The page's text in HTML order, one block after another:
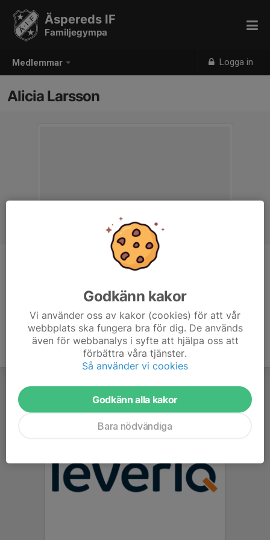
Medlemmar Logga in
Äspereds IF
Familjegympa
Alicia Larsson
Tränare
Godkänn kakor
Vi använder oss av kakor (cookies) för att vår
webbplats ska fungera bra för dig. De används
även för webbanalys i syfte att hjälpa oss att
förbättra våra tjänster.
Så använder vi cookies
Godkänn alla kakor
Bara nödvändiga